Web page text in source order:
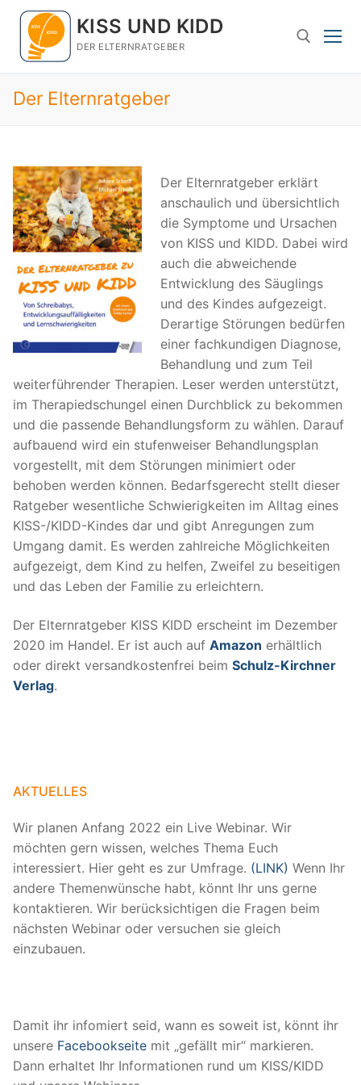
Zum
Inhalt
springen
KISS UND KIDD
DER ELTERNRATGEBER
Suchen nach:
Der Elternratgeber
Der Elternratgeber erklärt
anschaulich und übersichtlich
die Symptome und Ursachen
von KISS und KIDD. Dabei wird
auch die abweichende
Entwicklung des Säuglings
und des Kindes aufgezeigt.
Derartige Störungen bedürfen
einer fachkundigen Diagnose,
Behandlung und zum Teil
weiterführender Therapien. Leser werden unterstützt,
im Therapiedschungel einen Durchblick zu bekommen
und die passende Behandlungsform zu wählen. Darauf
aufbauend wird ein stufenweiser Behandlungsplan
vorgestellt, mit dem Störungen minimiert oder
behoben werden können. Bedarfsgerecht stellt dieser
Ratgeber wesentliche Schwierigkeiten im Alltag eines
KISS-/KIDD-Kindes dar und gibt Anregungen zum
Umgang damit. Es werden zahlreiche Möglichkeiten
aufgezeigt, dem Kind zu helfen, Zweifel zu beseitigen
und das Leben der Familie zu erleichtern.
Der Elternratgeber KISS KIDD erscheint im Dezember
2020 im Handel. Er ist auch auf Amazon erhältlich
oder direkt versandkostenfrei beim Schulz-Kirchner
Verlag.
AKTUELLES
Wir planen Anfang 2022 ein Live Webinar. Wir
möchten gern wissen, welches Thema Euch
interessiert. Hier geht es zur Umfrage. (LINK) Wenn Ihr
andere Themenwünsche habt, könnt Ihr uns gerne
kontaktieren. Wir berücksichtigen die Fragen beim
nächsten Webinar oder versuchen sie gleich
einzubauen.
Damit ihr infomiert seid, wann es soweit ist, könnt ihr
unsere Facebookseite mit „gefällt mir“ markieren.
Dann erhaltet Ihr Informationen rund um KISS/KIDD